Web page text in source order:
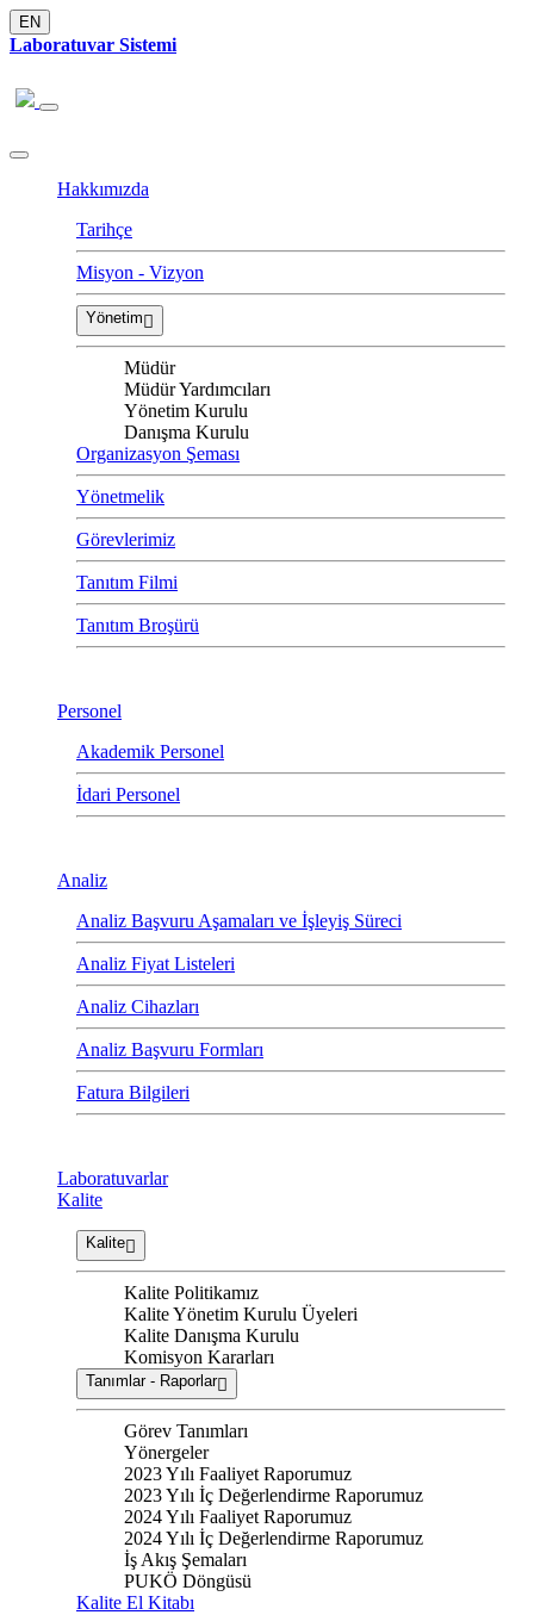
EN
Laboratuvar Sistemi
Hakkımızda
Tarihçe
Misyon - Vizyon
Yönetim
Müdür
Müdür Yardımcıları
Yönetim Kurulu
Danışma Kurulu
Organizasyon Şeması
Yönetmelik
Görevlerimiz
Tanıtım Filmi
Tanıtım Broşürü
Personel
Akademik Personel
İdari Personel
Analiz
Analiz Başvuru Aşamaları ve İşleyiş Süreci
Analiz Fiyat Listeleri
Analiz Cihazları
Analiz Başvuru Formları
Fatura Bilgileri
Laboratuvarlar
Kalite
Kalite
Kalite Politikamız
Kalite Yönetim Kurulu Üyeleri
Kalite Danışma Kurulu
Komisyon Kararları
Tanımlar - Raporlar
Görev Tanımları
Yönergeler
2023 Yılı Faaliyet Raporumuz
2023 Yılı İç Değerlendirme Raporumuz
2024 Yılı Faaliyet Raporumuz
2024 Yılı İç Değerlendirme Raporumuz
İş Akış Şemaları
PUKÖ Döngüsü
Kalite El Kitabı